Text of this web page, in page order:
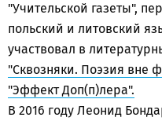
"Учительской газеты",
польский и литовский
участвовал в
"Сквозняки. Поэзия вне
"Эффект Доп(п)лера".
В 2016 году Леонид